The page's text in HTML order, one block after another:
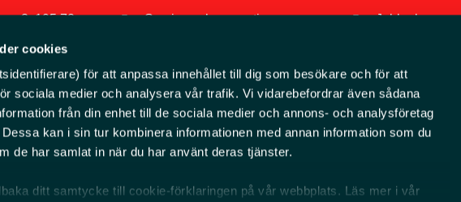
cookies
för att anpassa innehållet till dig som besökare och för att
sociala medier och analysera vår trafik. Vi vidarebefordrar även sådana
från din enhet till de sociala medier och annons- och analysföretag
kan i sin tur kombinera informationen med annan information som du
de har samlat in när du har använt deras tjänster.
ditt samtycke till cookie-förklaringen på vår webbplats. Läs mer i vår
3, 195 72
Service och reparation Jobba hos oss
Finansiering